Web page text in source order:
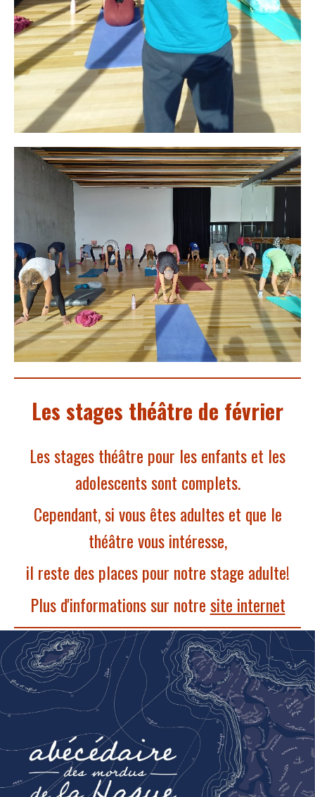
Les stages théâtre de février
Les stages théâtre pour les enfants et les
adolescents sont complets.
Cependant, si vous êtes adultes et que le
théâtre vous intéresse,
il reste des places pour notre stage adulte!
Plus d'informations sur notresite internet